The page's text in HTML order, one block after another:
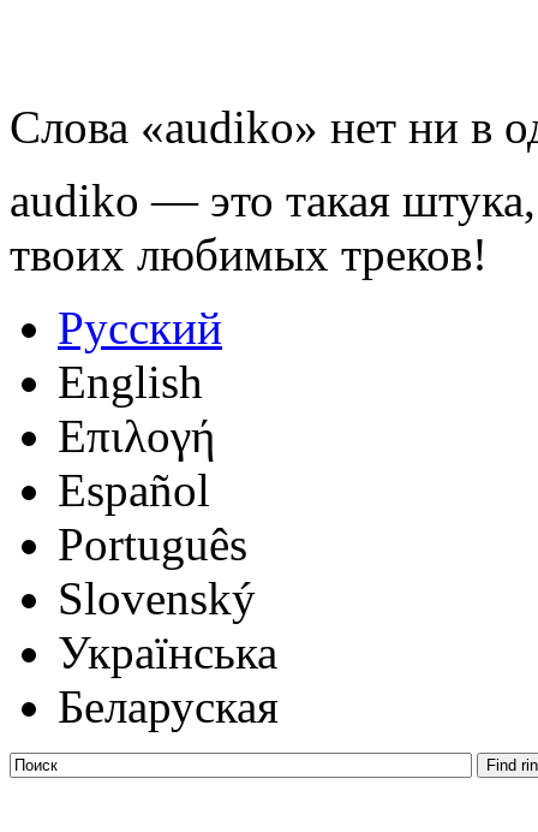
Слова «audiko» нет ни в
audiko — это такая
твоих любимых треков!
Русский
English
Επιλογή
Español
Português
Slovenský
Українська
Беларуская